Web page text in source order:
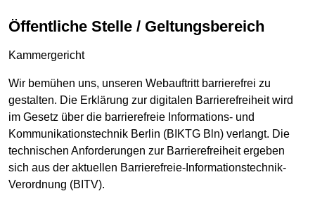
Öffentliche Stelle / Geltungsbereich
Kammergericht
Wir bemühen uns, unseren Webauftritt barrierefrei zu
gestalten. Die Erklärung zur digitalen Barrierefreiheit wird
im Gesetz über die barrierefreie Informations- und
Kommunikationstechnik Berlin (BIKTG Bln) verlangt. Die
technischen Anforderungen zur Barrierefreiheit ergeben
sich aus der aktuellen Barrierefreie-Informationstechnik-
Verordnung (BITV).